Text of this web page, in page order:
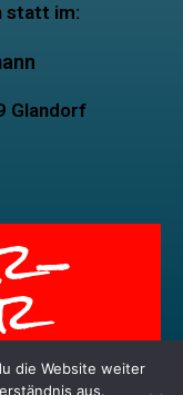
statt im:
Glandorf
die Website weiter
aus.